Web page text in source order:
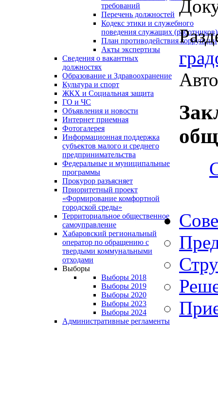
требований
Перечень должностей
Кодекс этики и служебного
поведения служащих (работников)
План противодействия коррупции
Акты экспертизы
Сведения о вакантных
должностях
Образование и Здравоохранение
Культура и спорт
ЖКХ и Социальная защита
ГО и ЧС
Объявления и новости
Интернет приемная
Фотогалерея
Информационная поддержка
субъектов малого и среднего
предпринимательства
Федеральные и муниципальные
программы
Прокурор разъясняет
Приоритетный проект
«Формирование комфортной
городской среды»
Территориальное общественное
самоуправление
Хабаровский региональный
оператор по обращению с
твердыми коммунальными
отходами
Выборы
Выборы 2018
Выборы 2019
Выборы 2020
Выборы 2023
Выборы 2024
Административные регламенты